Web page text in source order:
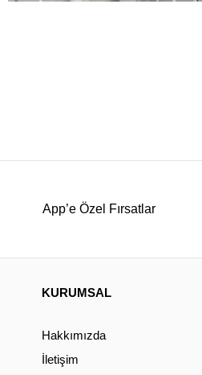
App’e Özel Fırsatlar
KURUMSAL
Hakkımızda
İletişim